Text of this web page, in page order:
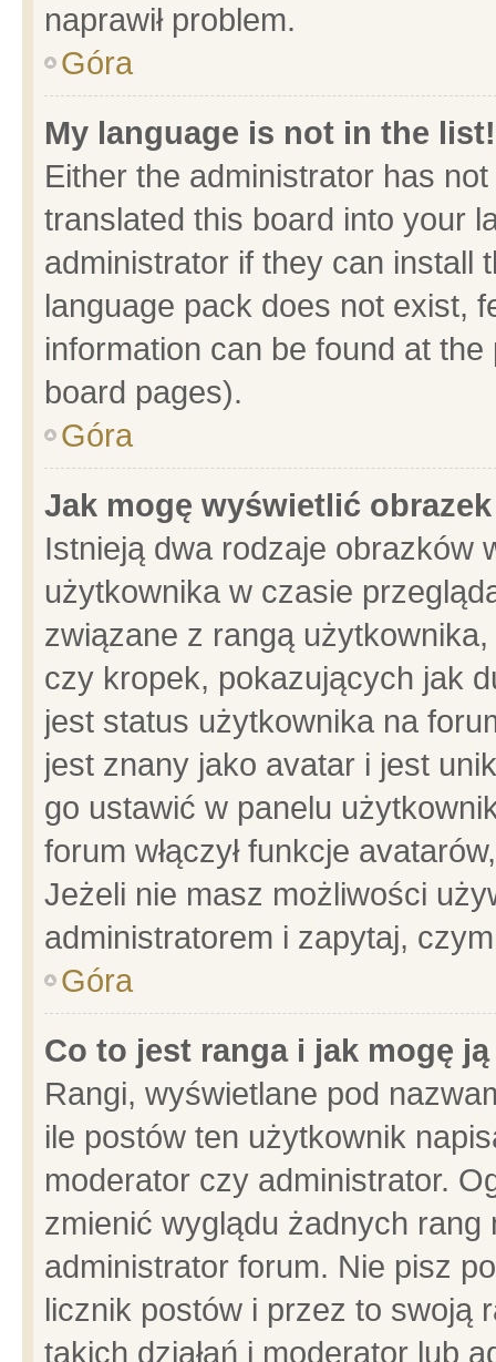
naprawił problem.
Góra
My language is not in the list!
Either the administrator has
translated this board into your
administrator if they can install
language pack does not exist,
information can be found at
board pages).
Góra
Jak mogę wyświetlić
Istnieją dwa rodzaje obrazków
użytkownika w czasie
związane z rangą
czy kropek, pokazujących jak
jest status użytkownika na
jest znany jako avatar i jest
go ustawić w panelu
forum włączył funkcje
Jeżeli nie masz możliwości
administratorem i zapytaj,
Góra
Co to jest ranga i jak mogę
Rangi, wyświetlane pod
ile postów ten użytkownik
moderator czy administrator.
zmienić wyglądu żadnych
administrator forum. Nie pisz
licznik postów i przez to swoją
takich działań i moderator lub